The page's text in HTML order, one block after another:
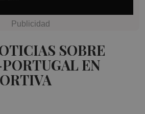
SOBRE
EN